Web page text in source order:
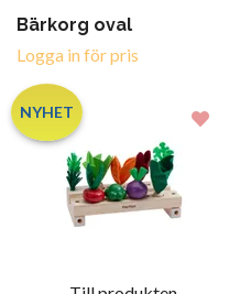
Bärkorg oval
Logga in för pris
NYHET